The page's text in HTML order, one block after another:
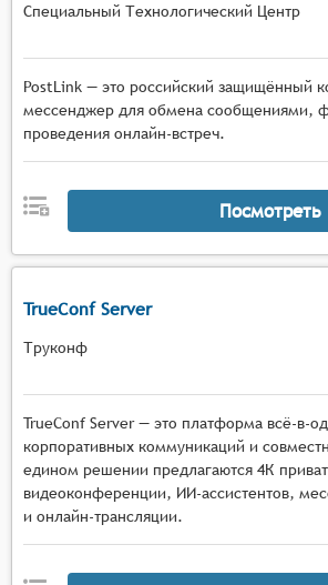
Специальный Технологический Центр
PostLink — это российский защищённый
мессенджер для обмена сообщениями,
проведения онлайн-встреч.
Посмотреть
TrueConf Server
Труконф
TrueConf Server — это платформа всё-в-
корпоративных коммуникаций и
едином решении предлагаются 4К
видеоконференции, ИИ-ассистентов,
и онлайн-трансляции.